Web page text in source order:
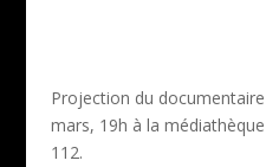
Projection du
mars, 19h à la
112.